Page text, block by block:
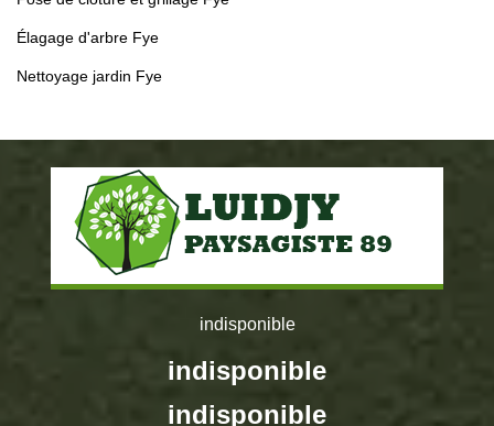
Élagage d'arbre Fye
Nettoyage jardin Fye
indisponible
indisponible
indisponible